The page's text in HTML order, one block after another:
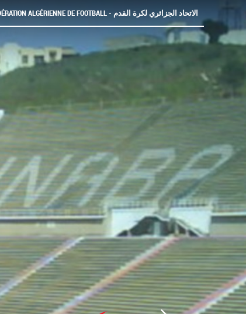
FÉDÉRATION ALGÉRIENNE DE FOOTBALL - الاتحاد الجزائري لكرة القدم